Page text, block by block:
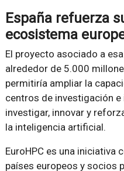
España refuerza
ecosistema
El proyecto asociado a
alrededor de 5.000
permitiría ampliar la
centros de investigación
investigar, innovar y
la inteligencia artificial.
EuroHPC es una iniciativa
países europeos y socios